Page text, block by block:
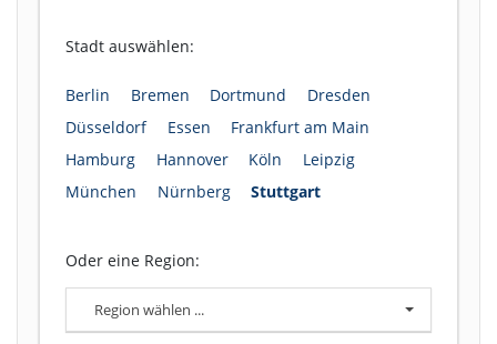
Stadt auswählen:
Berlin Bremen Dortmund
Dresden
Düsseldorf
Essen
Frankfurt am Main
Hamburg
Hannover Köln
Leipzig
München
Nürnberg Stuttgart
Oder eine Region:
Region wählen ...